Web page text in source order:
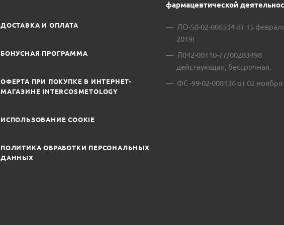
ДОСТАВКА И ОПЛАТА
БОНУСНАЯ ПРОГРАММА
ОФЕРТА ПРИ ПОКУПКЕ В ИНТЕРНЕТ-
МАГАЗИНЕ INTERCOSMETOLOGY
ИСПОЛЬЗОВАНИЕ COOKIE
ПОЛИТИКА ОБРАБОТКИ ПЕРСОНАЛЬНЫХ
ДАННЫХ
фармацевтической
ЛО-50-02-006534 от 15
2019г
Л042-00110-77/00283498
действующая, бессрочная.
ФС -99-02-008136 от 02 ноября